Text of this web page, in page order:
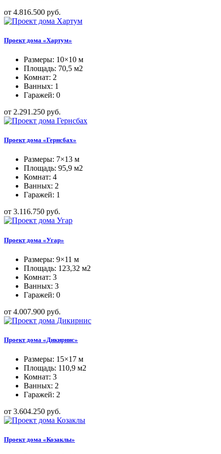
от 4.816.500 руб.
Проект дома «Хартум»
Размеры: 10×10 м
Площадь: 70,5 м2
Комнат: 2
Ванных: 1
Гаражей: 0
от 2.291.250 руб.
Проект дома «Гернсбах»
Размеры: 7×13 м
Площадь: 95,9 м2
Комнат: 4
Ванных: 2
Гаражей: 1
от 3.116.750 руб.
Проект дома «Угар»
Размеры: 9×11 м
Площадь: 123,32 м2
Комнат: 3
Ванных: 3
Гаражей: 0
от 4.007.900 руб.
Проект дома «Дикирнис»
Размеры: 15×17 м
Площадь: 110,9 м2
Комнат: 3
Ванных: 2
Гаражей: 2
от 3.604.250 руб.
Проект дома «Козаклы»